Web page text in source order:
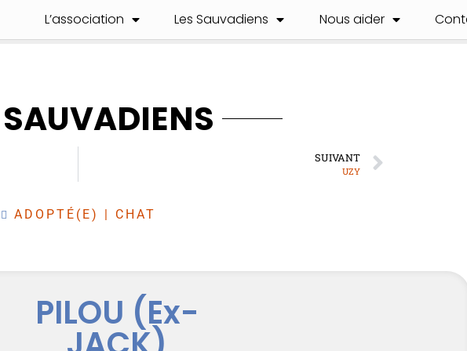
L’association Les Sauvadiens Nous aider
SAUVADIENS
SUIVANT
UZY
ADOPTÉ(E) | CHAT
PILOU (Ex-